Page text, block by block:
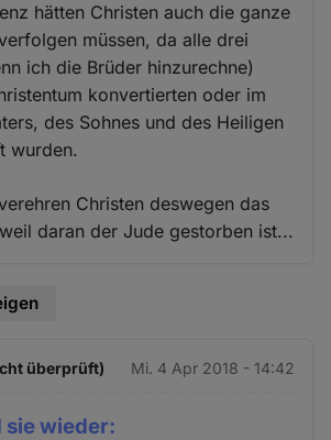
hätten Christen auch die ganze
müssen, da alle drei
ich die Brüder hinzurechne)
konvertierten oder im
des Sohnes und des Heiligen
wurden.
Christen deswegen das
daran der Jude gestorben ist...
überprüft) Mi. 4 Apr 2018 - 14:42
sie wieder: